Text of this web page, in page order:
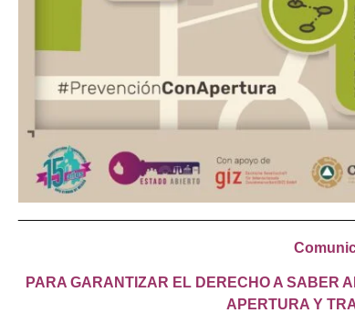
PARA GARANTIZAR EL DERECHO A SABER
APERTURA Y